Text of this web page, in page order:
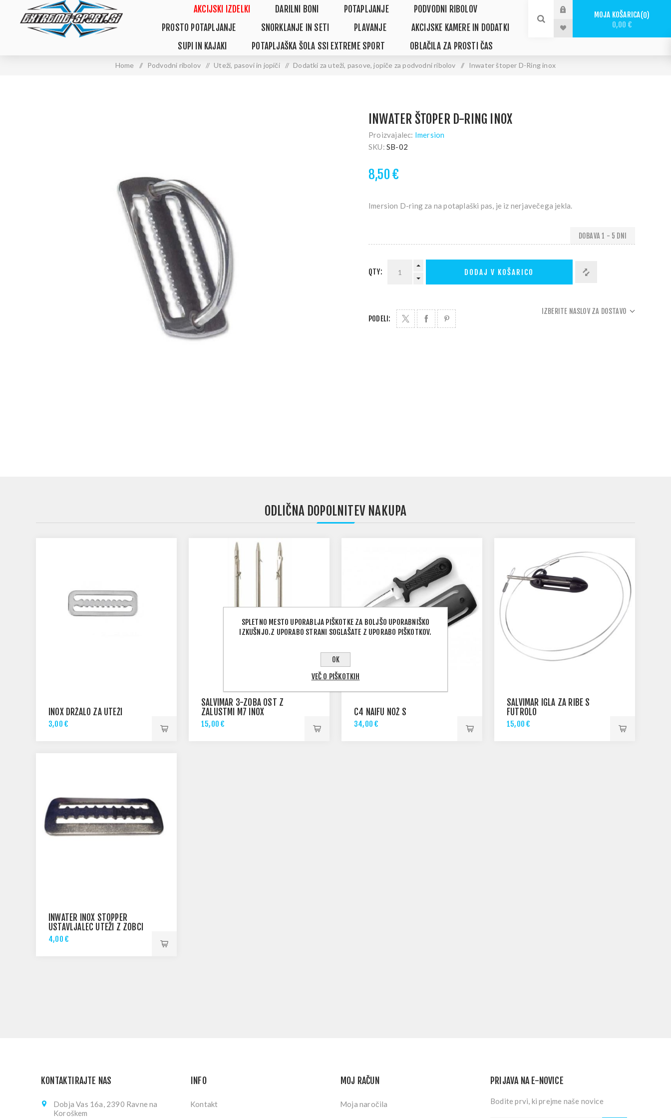
AKCIJSKI IZDELKI DARILNI BONI POTAPLJANJE
PODVODNI RIBOLOV
PROSTO POTAPLJANJE
SNORKLANJE IN SETI PLAVANJE
AKCIJSKE KAMERE IN DODATKI
SUPI IN KAJAKI
POTAPLJAŠKA ŠOLA SSI EXTREME SPORT OBLAČILA ZA PROSTI ČAS
MOJA KOŠARICA 0
0,00 €
Home / Podvodni ribolov / Uteži, pasovi in jopiči / Dodatki za uteži, pasove, jopiče za podvodni ribolov / Inwater štoper D-Ring inox
INWATER ŠTOPER D-RING INOX
Proizvajalec: Imersion
SKU: SB-02
8,50 €
Imersion D-ring za na potaplaški pas, je iz nerjavečega jekla.
DOBAVA 1 - 5 DNI
QTY: DODAJ V KOŠARICO
PODELI:
IZBERITE NASLOV ZA DOSTAVO
ODLIČNA DOPOLNITEV NAKUPA
INOX DRŽALO ZA UTEŽI
3,00 €
SALVIMAR 3-ZOBA OST Z
ZALUSTMI M7 INOX
15,00 €
C4 NAIFU NOŽ S
34,00 €
SALVIMAR IGLA ZA RIBE S
FUTROLO
15,00 €
INWATER INOX STOPPER
USTAVLJALEC UTEŽI Z ZOBCI
4,00 €
KONTAKTIRAJTE NAS
Dobja Vas 16a, 2390 Ravne na
Koroškem
INFO
Kontakt
MOJ RAČUN
Moja naročila
PRIJAVA NA E-NOVICE
Bodite prvi, ki prejme naše novice
SPLETNO MESTO UPORABLJA PIŠKOTKE ZA BOLJŠO UPORABNIŠKO
IZKUŠNJO.Z UPORABO STRANI SOGLAŠATE Z UPORABO PIŠKOTKOV.
OK
VEČ O PIŠKOTKIH